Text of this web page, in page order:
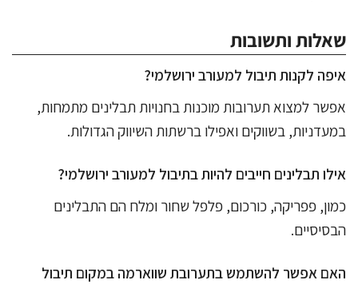
שאלות ותשובות
איפה לקנות תיבול למעורב ירושלמי?
אפשר למצוא תערובות מוכנות בחנויות תבלינים מתמחות,
במעדניות, בשווקים ואפילו ברשתות השיווק הגדולות.
אילו תבלינים חייבים להיות בתיבול למעורב ירושלמי?
כמון, פפריקה, כורכום, פלפל שחור ומלח הם התבלינים
הבסיסיים.
האם אפשר להשתמש בתערובת שווארמה במקום תיבול